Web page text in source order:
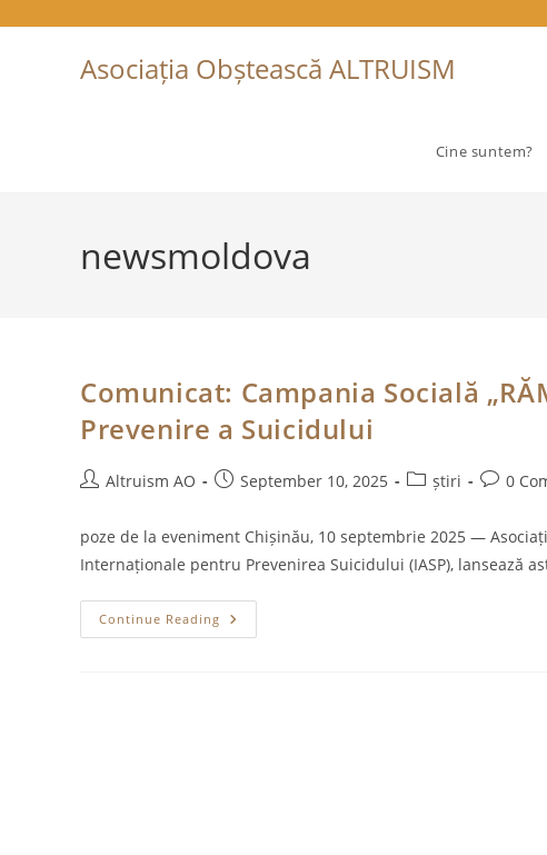
Asociația Obștească ALTRUISM
Cine suntem?
newsmoldova
Comunicat: Campania Socială
Prevenire a Suicidului
PostAltruism AO
PostSeptember 10, 2025
Postștiri
Post0
poze de la eveniment Chișinău, 10 septembrie 2025 —
Internaționale pentru Prevenirea Suicidului (IASP), lansează
Continue Reading Comunicat:
Campania